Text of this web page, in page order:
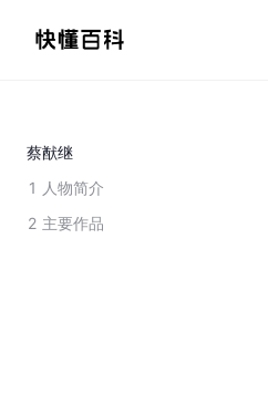
蔡猷继
1 人物简介
2 主要作品